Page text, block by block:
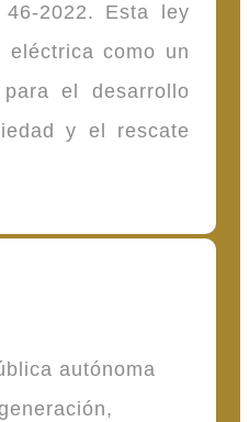
2022. Esta ley
como un
el desarrollo
y el rescate
autónoma